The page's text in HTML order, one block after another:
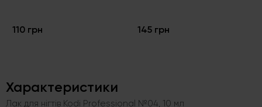
110 грн 145 грн
Характеристики
Лак для нігтів Kodi Professional №04, 10 мл